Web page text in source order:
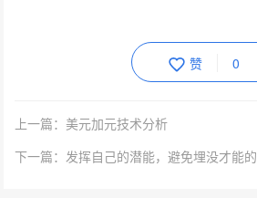
赞 0
上一篇：美元加元技术分析
下一篇：发挥自己的潜能，避免埋没才能